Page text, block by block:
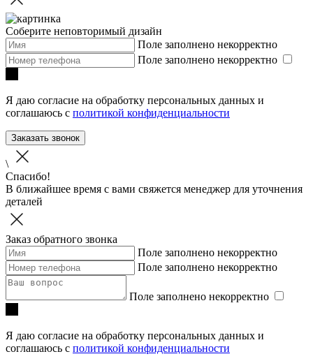
Соберите неповторимый дизайн
Поле заполнено некорректно
Поле заполнено некорректно
Я даю согласие на обработку персональных данных и
соглашаюсь с политикой конфиденциальности
Заказать звонок
\
Спасибо!
В ближайшее время с вами свяжется менеджер для уточнения
деталей
Заказ обратного звонка
Поле заполнено некорректно
Поле заполнено некорректно
Поле заполнено некорректно
Я даю согласие на обработку персональных данных и
соглашаюсь с политикой конфиденциальности